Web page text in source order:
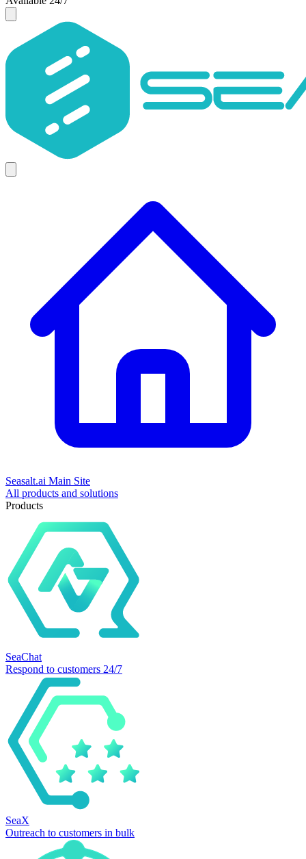
Seasalt.ai Main Site
All products and solutions
Products
SeaChat
Respond to customers 24/7
SeaX
Outreach to customers in bulk